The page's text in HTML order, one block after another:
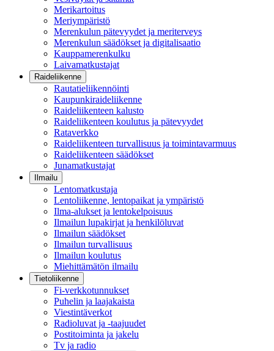
Merikartoitus
Meriympäristö
Merenkulun pätevyydet ja meriterveys
Merenkulun säädökset ja digitalisaatio
Kauppamerenkulku
Laivamatkustajat
Raideliikenne
Rautatieliikennöinti
Kaupunkiraideliikenne
Raideliikenteen kalusto
Raideliikenteen koulutus ja pätevyydet
Rataverkko
Raideliikenteen turvallisuus ja toimintavarmuus
Raideliikenteen säädökset
Junamatkustajat
Ilmailu
Lentomatkustaja
Lentoliikenne, lentopaikat ja ympäristö
Ilma-alukset ja lentokelpoisuus
Ilmailun lupakirjat ja henkilöluvat
Ilmailun säädökset
Ilmailun turvallisuus
Ilmailun koulutus
Miehittämätön ilmailu
Tietoliikenne
Fi-verkkotunnukset
Puhelin ja laajakaista
Viestintäverkot
Radioluvat ja -taajuudet
Postitoiminta ja jakelu
Tv ja radio